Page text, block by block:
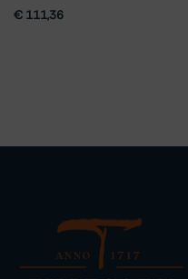
€ 111,36